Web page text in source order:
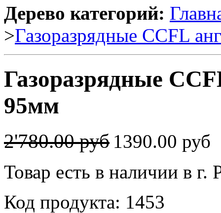
Дерево категорий:
>Газоразрядные CCFL
Газоразрядные
95мм
2'780.00 руб 1390.00 руб
Товар есть в наличии в г.
Код продукта: 1453